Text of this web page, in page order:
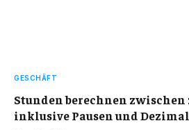
GESCHÄFT
Stunden berechnen
inklusive Pausen und